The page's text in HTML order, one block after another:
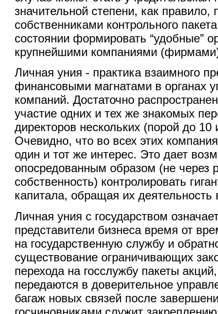
значительной степени, как правило,
собственниками контрольного
состоянии формировать “удобные”
крупнейшими компаниями
Личная уния - практика взаимного
финансовыми магнатами в органах
компаний. Достаточно
участие одних и тех же знакомых
директоров нескольких (порой до
Очевидно, что во всех этих
один и тот же интерес. Это дает
опосредованным образом (не через
собственность) контролировать
капитала, обращая их деятельность
Личная уния с государством
представители бизнеса время от
на государственную службу и
существование ограничивающих
перехода на госслужбу пакеты
передаются в доверительное
багаж новых связей после